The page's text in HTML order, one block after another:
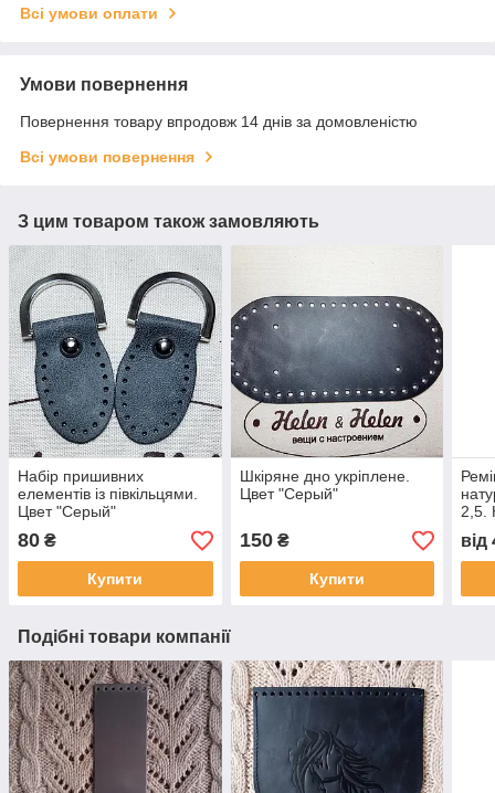
Всі умови оплати
Умови повернення
Повернення товару впродовж 14 днів за домовленістю
Всі умови повернення
З цим товаром також замовляють
Набір пришивних
елементів із півкільцями.
Цвет "Серый"
80 ₴
Купити
Шкіряне дно укріплене.
Цвет "Серый"
150₴
Купити
2,5.
від
Подібні товари компанії